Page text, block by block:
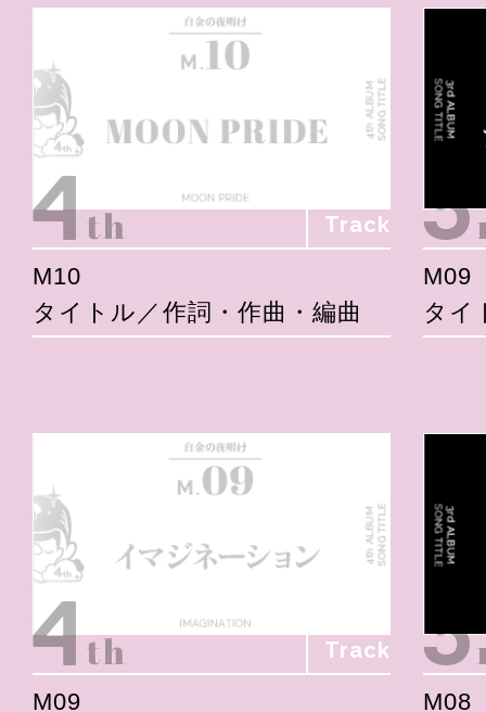
Track
M10
タイトル／作詞・作曲・編曲
M09
タイ
Track
M09 M08